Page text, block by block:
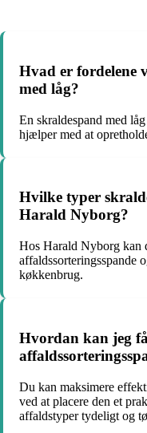
Hvad er fordelene
med låg?
En skraldespand med
hjælper med at
Hvilke typer
Harald Nyborg?
Hos Harald Nyborg kan
affaldssorteringsspande
køkkenbrug.
Hvordan kan jeg
Du kan maksimere
ved at placere den et
affaldstyper tydeligt og